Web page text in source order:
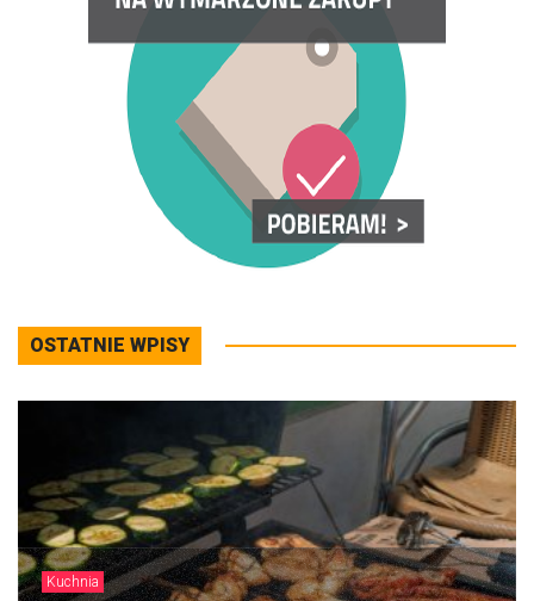
OSTATNIE WPISY
Kuchnia